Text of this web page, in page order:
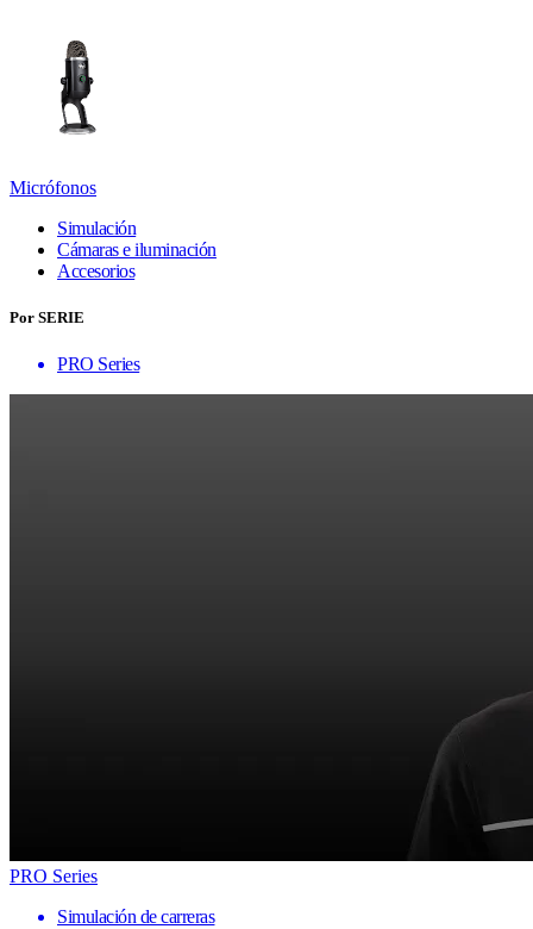
Micrófonos
Simulación
Cámaras e iluminación
Accesorios
Por SERIE
PRO Series
PRO Series
Simulación de carreras